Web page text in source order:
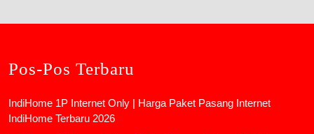
Pos-Pos Terbaru
IndiHome 1P Internet Only | Harga Paket Pasang Internet
IndiHome Terbaru 2026